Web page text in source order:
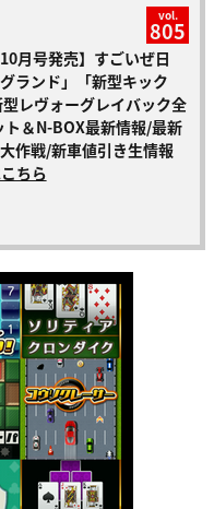
vol.
805
月号発売】すごいぜ日
ランド」「新型キック
レヴォーグレイバック全
＆N-BOX最新情報/最新
作戦/新車値引き生情報
ちら